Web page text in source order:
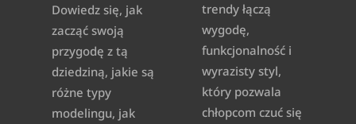
Dowiedz się, jak
zacząć swoją
przygodę z tą
dziedziną, jakie są
różne typy
modelingu, jak
trendy łączą
wygodę,
funkcjonalność i
wyrazisty styl,
który pozwala
chłopcom czuć się